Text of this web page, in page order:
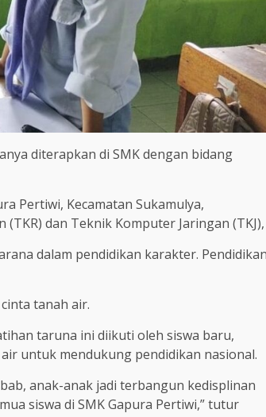
diterapkan di SMK dengan bidang
Pertiwi, Kecamatan Sukamulya,
dan Teknik Komputer Jaringan (TKJ),
dalam pendidikan karakter.
tanah air.
taruna ini diikuti oleh siswa baru,
untuk mendukung pendidikan nasional.
anak-anak jadi terbangun kedisplinan
siswa di SMK Gapura Pertiwi,” tutur